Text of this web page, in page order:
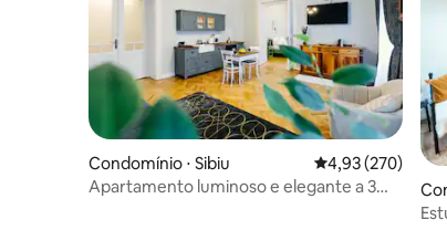
Condomínio ⋅ Sibiu 4,93 de uma
4,93 (270)
Apartamento luminoso e elegante a 3